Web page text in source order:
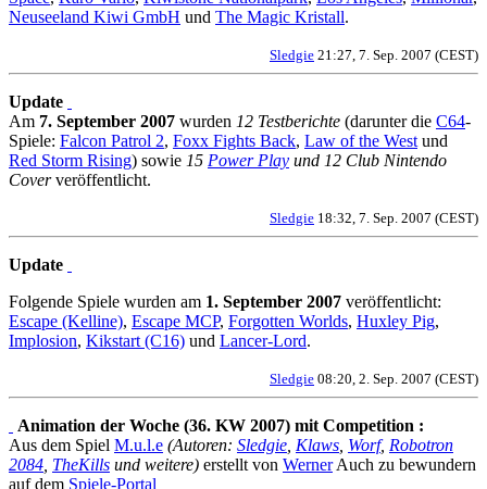
Neuseeland Kiwi GmbH und The Magic Kristall.
Sledgie 21:27, 7. Sep. 2007 (CEST)
Update
Am 7. September 2007 wurden 12 Testberichte (darunter die C64-
Spiele: Falcon Patrol 2, Foxx Fights Back, Law of the West und
Red Storm Rising) sowie 15 Power Play und 12 Club Nintendo
Coververöffentlicht.
Sledgie 18:32, 7. Sep. 2007 (CEST)
Update
Folgende Spiele wurden am 1. September 2007 veröffentlicht:
Escape (Kelline), Escape MCP, Forgotten Worlds, Huxley Pig,
Implosion, Kikstart (C16) und Lancer-Lord.
Sledgie 08:20, 2. Sep. 2007 (CEST)
Animation der Woche (36. KW 2007) mit Competition :
Aus dem Spiel M.u.l.e (Autoren: Sledgie Klaws Worf, Robotron
2084 TheKills und weitere) erstellt von WernerAuch zu bewundern
auf dem Spiele-Portal